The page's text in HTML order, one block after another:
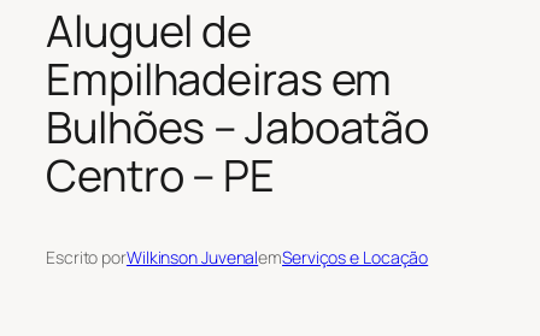
Aluguel de
Empilhadeiras em
Bulhões – Jaboatão
Centro – PE
Escrito porWilkinson JuvenalemServiços e Locação